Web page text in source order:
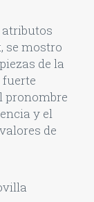
atributos
se mostro
de la
pronombre
y el
de